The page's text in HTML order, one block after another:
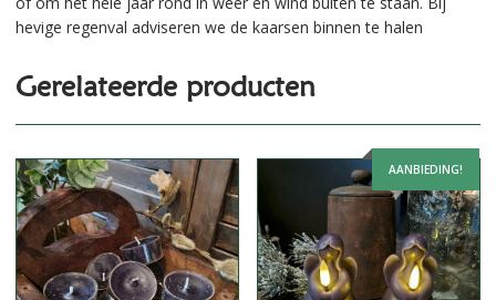
hevige regenval adviseren we de kaarsen binnen te halen
Gerelateerde producten
AANBIEDING!